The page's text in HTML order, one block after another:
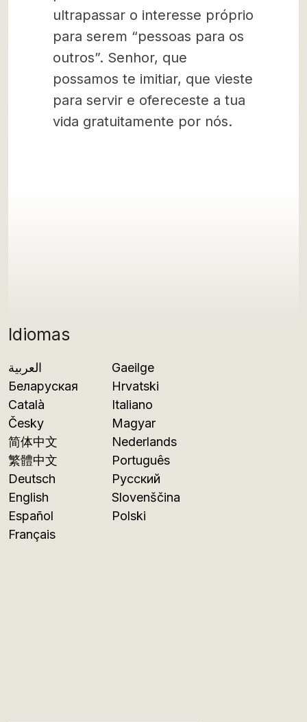
Idiomas
العربية
Беларуская
Català
Česky
简体中文
繁體中文
Deutsch
English
Español
Français
Gaeilge
Hrvatski
Italiano
Magyar
Nederlands
Português
Русский
Slovenščina
Polski
ultrapassar o interesse próprio
para serem “pessoas para os
outros”. Senhor, que
possamos te imitiar, que vieste
para servir e ofereceste a tua
vida gratuitamente por nós.